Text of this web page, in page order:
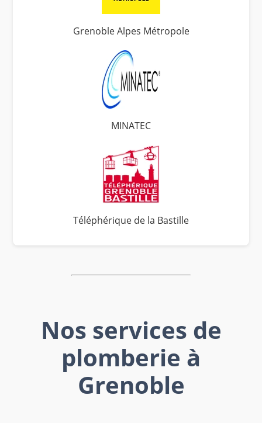
Grenoble Alpes Métropole
MINATEC
Téléphérique de la Bastille
Nos services de
plomberie à
Grenoble